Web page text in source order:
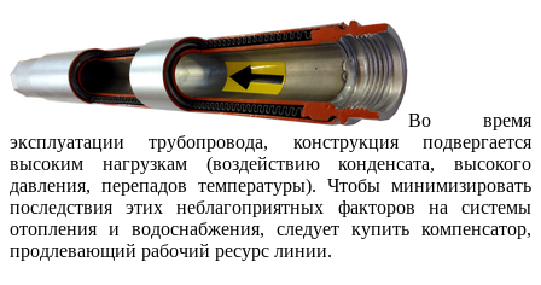
Во время
эксплуатации трубопровода, конструкция подвергается
высоким нагрузкам (воздействию конденсата, высокого
давления, перепадов температуры). Чтобы минимизировать
последствия этих неблагоприятных факторов на системы
отопления и водоснабжения, следует купить компенсатор,
продлевающий рабочий ресурс линии.